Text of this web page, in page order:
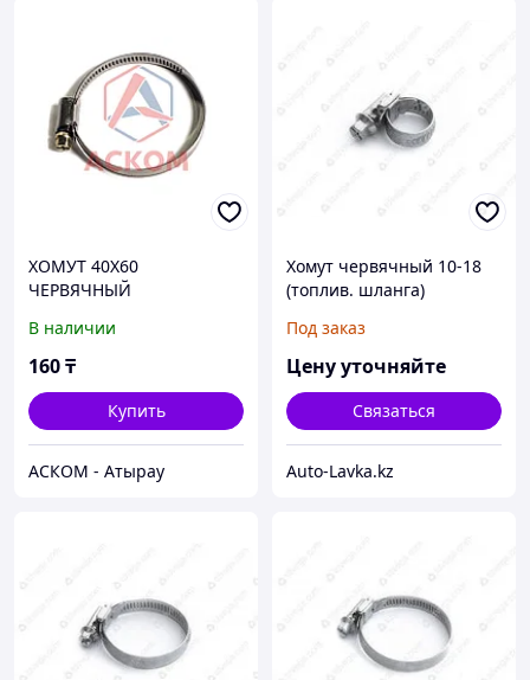
ХОМУТ 40Х60
ЧЕРВЯЧНЫЙ
В наличии
160₸
Купить
АСКОМ - Атырау
Хомут червячный 10-18
(топлив. шланга)
Под заказ
Цену уточняйте
Связаться
Auto-Lavka.kz